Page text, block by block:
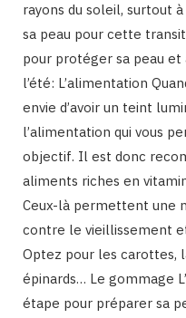
rayons du soleil, surtout
sa peau pour cette
pour protéger sa peau
l’été: L’alimentation
envie d’avoir un teint
l’alimentation qui vous
objectif. Il est donc
aliments riches en
Ceux-là permettent une
contre le vieillissement
Optez pour les carottes,
épinards… Le gommage
étape pour préparer sa